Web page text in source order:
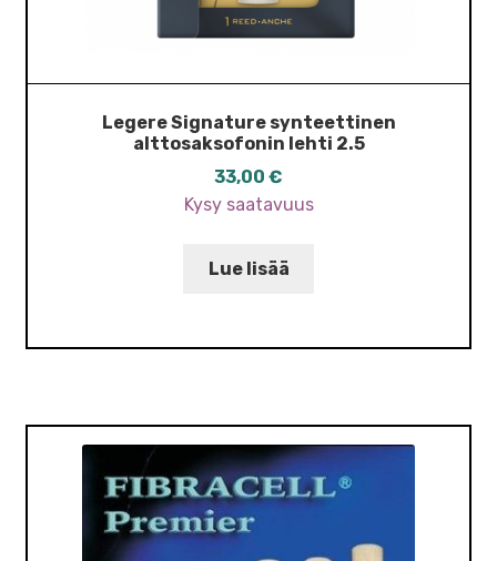
Legere Signature synteettinen
alttosaksofonin lehti 2.5
33,00 €
Kysy saatavuus
Lue lisää